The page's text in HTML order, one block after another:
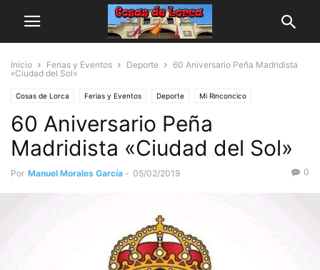
Inicio Ferias y Eventos Deporte
60 Aniversario Peña Madridista
«Ciudad del Sol»
Cosas de Lorca Ferias y Eventos Deporte Mi Rinconcico
Manuel Morales
60 Aniversario Peña
Madridista «Ciudad del Sol»
Por Manuel Morales García - 05/02/2019 0